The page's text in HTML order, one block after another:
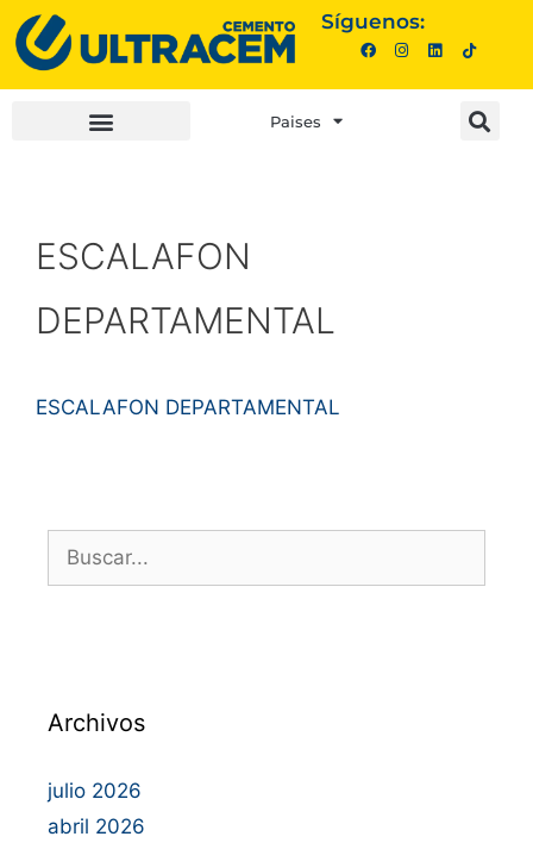
Síguenos:
Paises
ESCALAFON
DEPARTAMENTAL
ESCALAFON DEPARTAMENTAL
Archivos
julio 2026
abril 2026